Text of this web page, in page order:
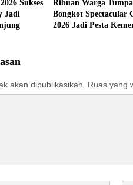
Sukses
Jadi
Ribuan Warga
Bongkot Spectacular
2026 Jadi Pesta
akan dipublikasikan. Ruas yang